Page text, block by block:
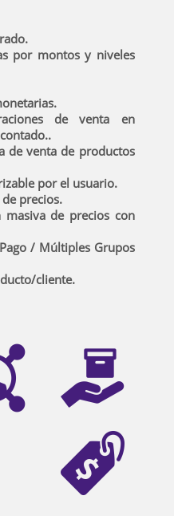
por montos y niveles
de venta en
de venta de productos
por el usuario.
precios.
masiva de precios con
/ Múltiples Grupos
cliente.